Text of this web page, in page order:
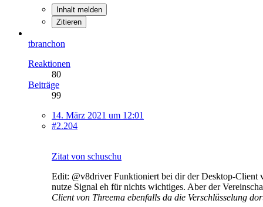
Inhalt melden
Zitieren
tbranchon
Reaktionen
80
Beiträge
99
14. März 2021 um 12:01
#2.204
Zitat von schuschu
Edit: @v8driver Funktioniert bei dir der Desktop-Client
nutze Signal eh für nichts wichtiges. Aber der
Client von Threema ebenfalls da die Verschlüsselung